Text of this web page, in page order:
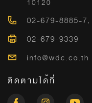
10120
02-679-8885-7,
02-679-9339
info@wdc.co.th
ติดตามได้ที่